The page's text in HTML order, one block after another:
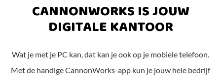
CANNONWORKS IS JOUW
DIGITALE KANTOOR
Wat je met je PC kan, dat kan je ook op je mobiele telefoon.
Met de handige CannonWorks-app kun je jouw hele bedrijf